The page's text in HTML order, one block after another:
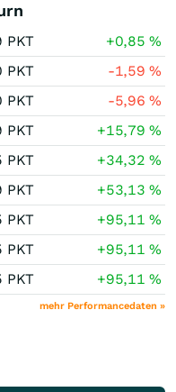
PKT +0,85%
PKT -1,59%
PKT -5,96%
PKT +15,79%
PKT +34,32%
PKT +53,13%
PKT +95,11%
PKT +95,11%
PKT +95,11%
mehr Performancedaten »